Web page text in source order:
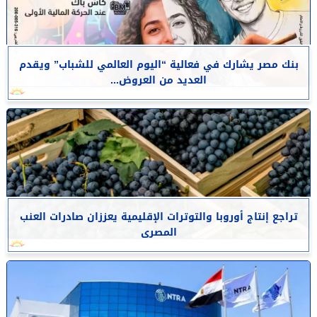
بنك مصر يشارك في فعالية “اليوم العالمي للشباب” ويقدم
العديد من العروض...
تراجع إنتاج أوروبا والتوترات الإقليمية يعززان صادرات العنب
المصرى